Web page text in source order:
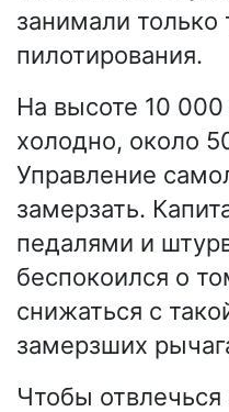
занимали только
пилотирования.
На высоте 10
холодно, около
Управление
замерзать.
педалями и
беспокоился о
снижаться с
замерзших
Чтобы